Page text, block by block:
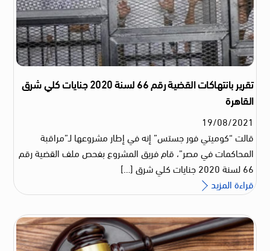
تقرير بانتهاكات القضية رقم 66 لسنة 2020 جنايات كلي شرق
القاهرة
19/08/2021
قالت “كوميتي فور جستس” إنه في إطار مشروعها لـ”مراقبة
المحاكمات في مصر”، قام فريق المشروع بفحص ملف القضية رقم
66 لسنة 2020 جنايات كلي شرق […]
قراءة المزيد